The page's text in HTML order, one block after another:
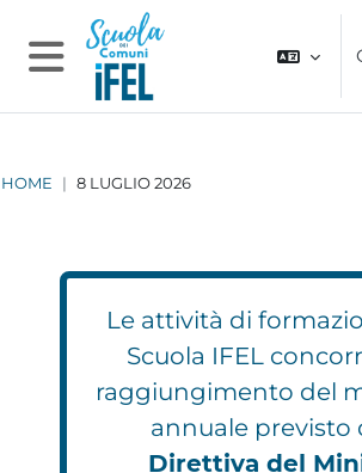
Vai al contenuto principale
Pannello laterale
HOME 8 LUGLIO 2026
Le attività di
Scuola IFEL
raggiungimento del
annuale previsto
Direttiva del